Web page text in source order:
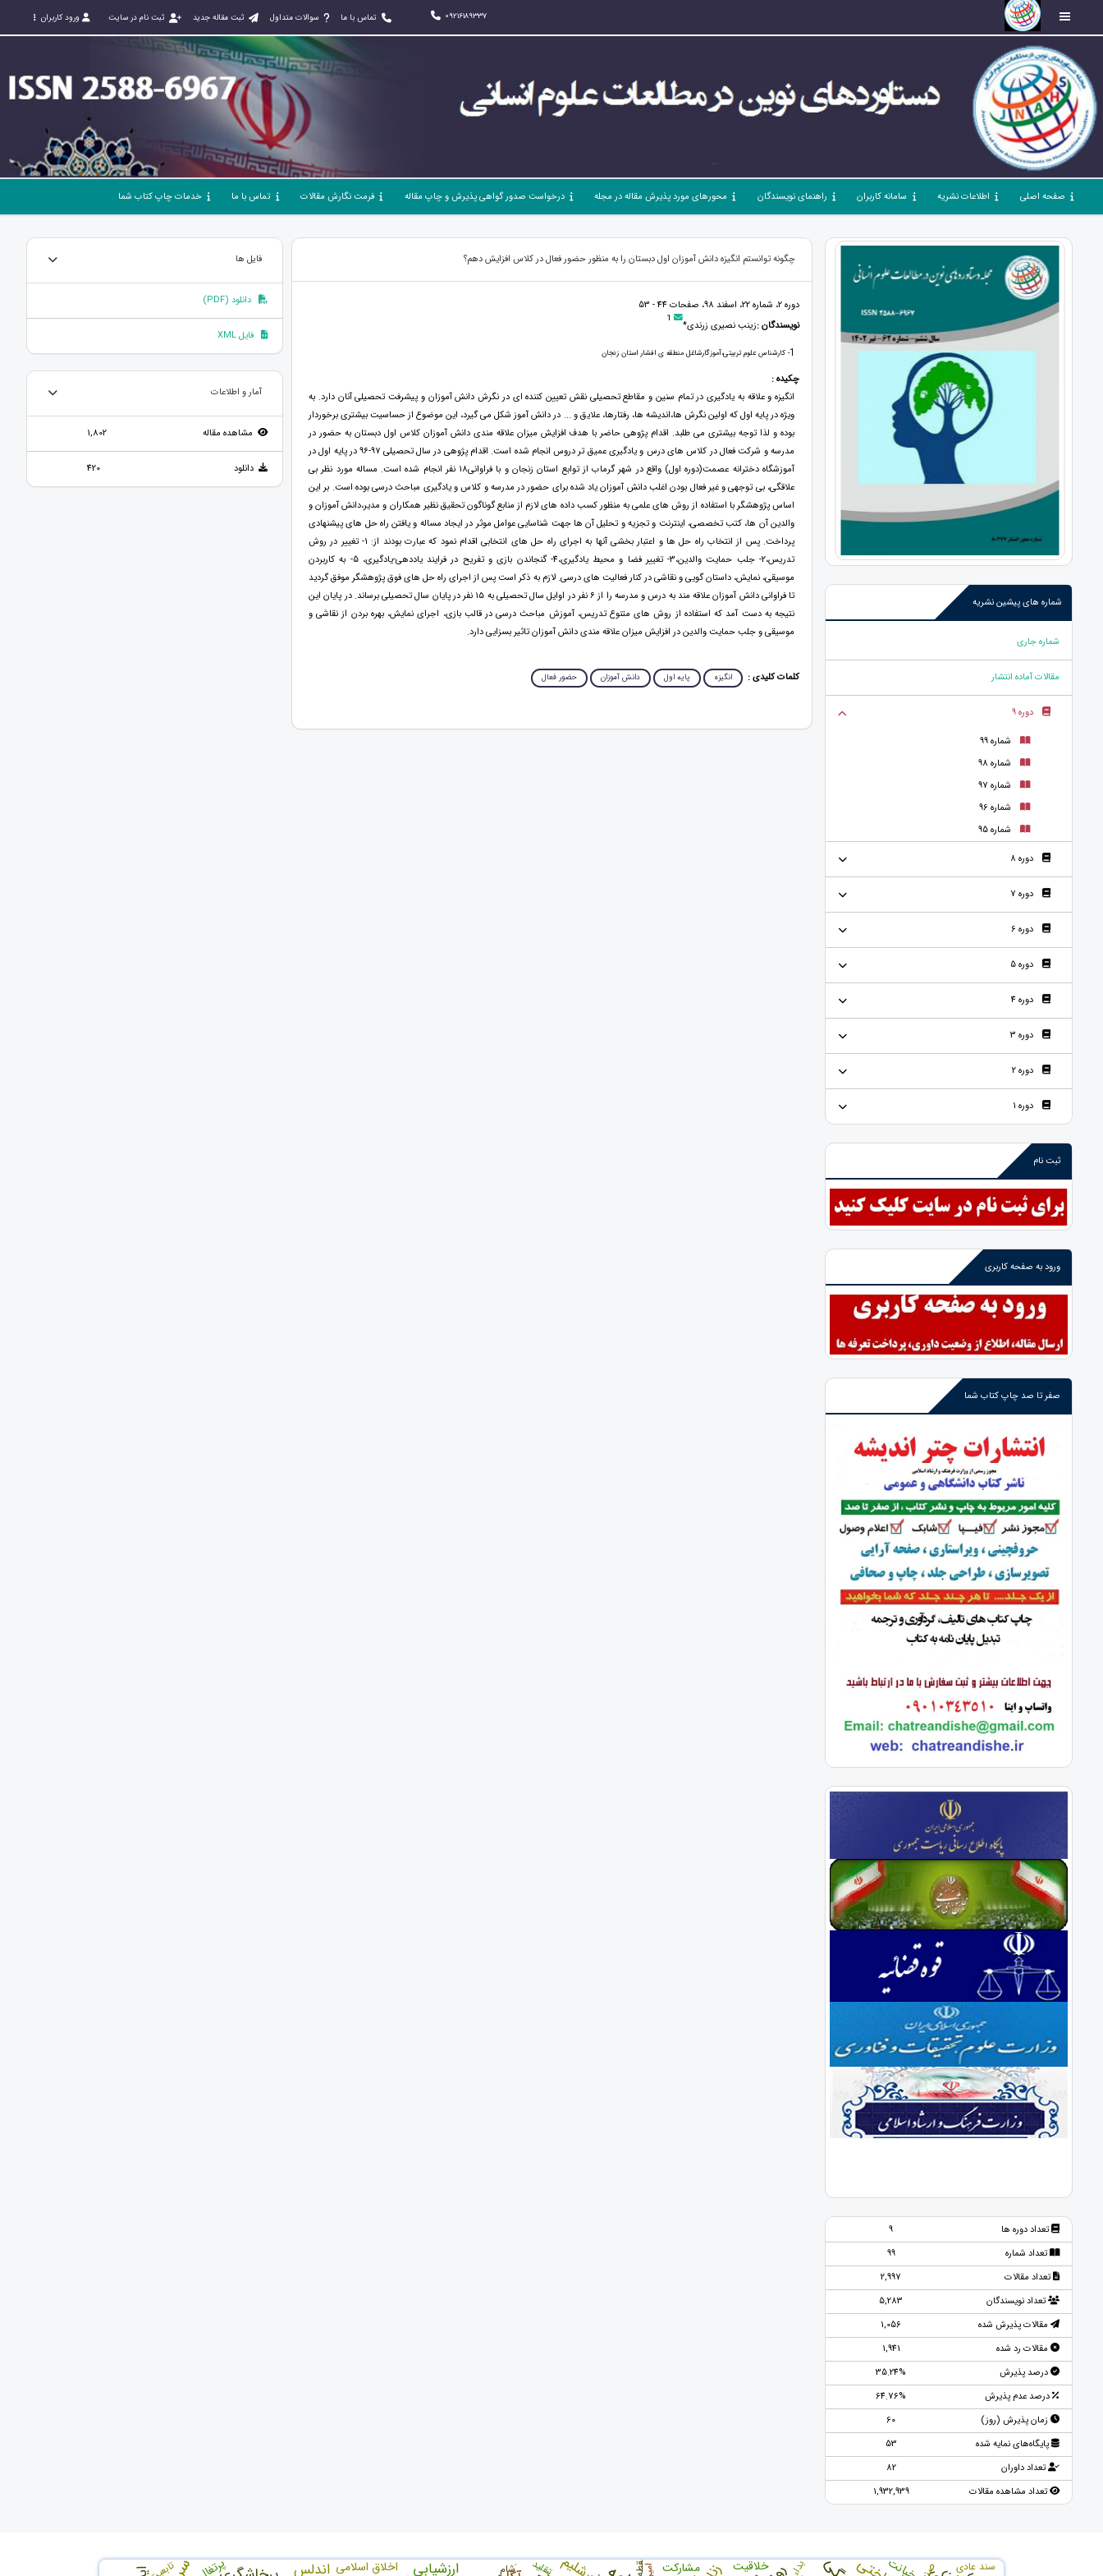
09216189337 تماس با ما سوالات متداول ثبت مقاله جدید ثبت نام در سایت ورود کاربران
صفحه اصلی اطلاعات نشریه سامانه کاربران راهنمای نویسندگان محورهای مورد پذیرش مقاله در مجله درخواست صدور گواهی پذیرش و چاپ مقاله فرمت نگارش مقالات تماس با ما خدمات چاپ کتاب شما
شماره های پیشین نشریه
شماره جاری
مقالات آماده انتشار
دوره 9
شماره 99
شماره 98
شماره 97
شماره 96
شماره 95
دوره 8
دوره 7
دوره 6
دوره 5
دوره 4
دوره 3
دوره 2
دوره 1
ثبت نام
ورود به صفحه کاربری
صفر تا صد چاپ کتاب شما
تعداد دوره ها
9
تعداد شماره
99
تعداد مقالات
2,997
تعداد نویسندگان
5,283
مقالات پذیرش شده
1,056
مقالات رد شده
1,941
درصد پذیرش
35.24%
درصد عدم پذیرش
64.76%
زمان پذیرش (روز)
60
پایگاه‌های نمایه شده
53
تعداد داوران
82
تعداد مشاهده مقالات
1,932,939
چگونه توانستم انگیزه دانش آموزان اول دبستان را به منظور حضور فعال در کلاس افزایش دهم؟
دوره 2، شماره 22، اسفند 98، صفحات 44 - 53
نویسندگان :زینب نصیری زرندی* 1
1- کارشناس علوم تربیتی،آموزگارشاغل منطقه ی افشار استان زنجان
چکیده :
انگیزه و علاقه به یادگیری در تمام سنین و مقاطع تحصیلی نقش تعیین کننده ای در نگرش دانش آموزان و پیشرفت تحصیلی آنان دارد. به
ویژه در پایه اول که اولین نگرش ها،اندیشه ها، رفتارها، علایق و ... در دانش آموز شکل می گیرد، این موضوع از حساسیت بیشتری برخوردار
بوده و لذا توجه بیشتری می طلبد. اقدام پژوهی حاضر با هدف افزایش میزان علاقه مندی دانش آموزان کلاس اول دبستان به حضور در
مدرسه و شرکت فعال در کلاس های درس و یادگیری عمیق تر دروس انجام شده است. اقدام پژوهی در سال تحصیلی ۹۷-۹۶ در پایه اول در
آموزشگاه دخترانه عصمت(دوره اول) واقع در شهر گرماب از توابع استان زنجان و با فراوانی۱۸ نفر انجام شده است. مساله مورد نظر بی
علاقگی، بی توجهی و غیر فعال بودن اغلب دانش آموزان یاد شده برای حضور در مدرسه و کلاس و یادگیری مباحث درسی بوده است. بر این
اساس پژوهشگر با استفاده از روش های علمی به منظور کسب داده های لازم از منابع گوناگون تحقیق نظیر همکاران و مدیر،دانش آموزان و
والدین آن ها، کتب تخصصی، اینترنت و تجزیه و تحلیل آن ها جهت شناسایی عوامل موثر در ایجاد مساله و یافتن راه حل های پیشنهادی
پرداخت. پس از انتخاب راه حل ها و اعتبار بخشی آنها به اجرای راه حل های انتخابی اقدام نمود که عبارت بودند از: 1- تغییر در روش
تدریس،2- جلب حمایت والدین،3- تغییر فضا و محیط یادگیری،4- گنجاندن بازی و تفریح در فرایند یاددهی-یادگیری، 5- به کاربردن
موسیقی، نمایش، داستان گویی و نقاشی در کنار فعالیت های درسی. لازم به ذکر است پس از اجرای راه حل های فوق پژوهشگر موفق گردید
تا فراوانی دانش آموزان علاقه مند به درس و مدرسه را از ۶ نفر در اوایل سال تحصیلی به ۱۵ نفر در پایان سال تحصیلی برساند. در پایان این
نتیجه به دست آمد که استفاده از روش های متنوع تدریس، آموزش مباحث درسی در قالب بازی، اجرای نمایش، بهره بردن از نقاشی و
موسیقی و جلب حمایت والدین در افزایش میزان علاقه مندی دانش آموزان تاثیر بسزایی دارد.
کلمات کلیدی : انگیزه پایه اول دانش آموزان حضور فعال
فایل ها
دانلود (PDF)
فایل XML
آمار و اطلاعات
مشاهده مقاله 1,802
دانلود 420
ارزشیابی اندلس اخلاق اسلامی مشارکت خیانت پرتغال خلاقيت سند عادی لقطه َشام تقلید بداء امین